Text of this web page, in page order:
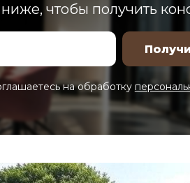
чтобы получить
на обработку